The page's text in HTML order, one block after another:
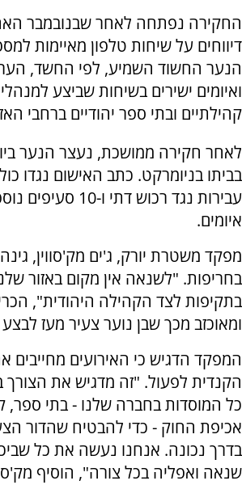
החקירה נפתחה לאחר שבנובמבר
דיווחים על שיחות טלפון מאיימות
הנער החשוד השמיע, לפי החשד,
ואיומים ישירים בשיחות שביצע
קהילתיים ובתי ספר יהודיים ברחבי
לאחר חקירה ממושכת, נעצר הנער
עבירות נגד רכוש דתי
איומים.
מפקד משטרת יורק, ג'ים מק'סווין,
בחריפות. "לשנאה אין מקום באזור
בתקיפות לצד הקהילה היהודית",
ומאוכזב מכך שבן נוער צעיר מעז
המפקד הדגיש כי האירועים
הקנדית לפעול. "זה מדגיש את הצורך
כל המוסדות בחברה שלנו - בתי ספר,
אכיפת החוק - כדי להבטיח שהדור
בדרך נכונה. אנחנו נעשה את כל
שנאה ואפליה בכל צורה", הוסיף